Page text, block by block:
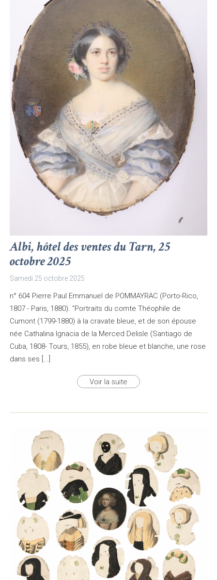
Albi, hôtel des ventes du Tarn, 25
octobre 2025
Samedi 25 octobre 2025
n° 604 Pierre Paul Emmanuel de POMMAYRAC (Porto-Rico,
1807 - Paris, 1880). "Portraits du comte Théophile de
Cumont (1799-1880) à la cravate bleue, et de son épouse
née Cathalina Ignacia de la Merced Delisle (Santiago de
Cuba, 1808- Tours, 1855), en robe bleue et blanche, une rose
dans ses [...]
Voir la suite